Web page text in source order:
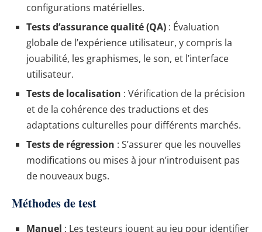
configurations matérielles.
Tests d’assurance qualité (QA) : Évaluation
globale de l’expérience utilisateur, y compris la
jouabilité, les graphismes, le son, et l’interface
utilisateur.
Tests de localisation : Vérification de la précision
et de la cohérence des traductions et des
adaptations culturelles pour différents marchés.
Tests de régression : S’assurer que les nouvelles
modifications ou mises à jour n’introduisent pas
de nouveaux bugs.
Méthodes de test
Manuel : Les testeurs jouent au jeu pour identifier